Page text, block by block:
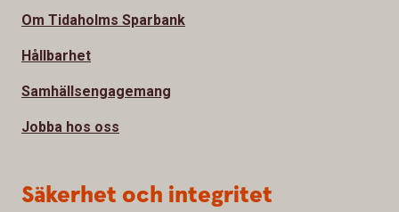
Om Tidaholms Sparbank
Hållbarhet
Samhällsengagemang
Jobba hos oss
Säkerhet och integritet